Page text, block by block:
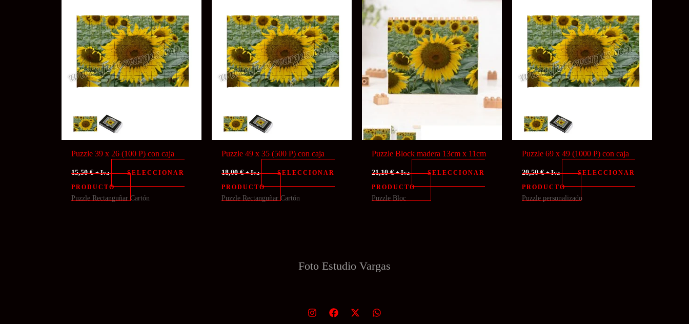
Puzzle 39 x 26 (100 P) con caja
15,50€ + Iva
SELECCIONAR
PRODUCTO
Puzzle Rectanguñar Cartón
Puzzle 49 x 35 (500 P) con caja
18,00€ + Iva
SELECCIONAR
PRODUCTO
Puzzle Rectanguñar Cartón
Puzzle Block madera 13cm x 11cm
21,10€ + Iva
SELECCIONAR
PRODUCTO
Puzzle Bloc
Puzzle 69 x 49 (1000 P) con caja
20,50€ + Iva
SELECCIONAR
PRODUCTO
Puzzle personalizado
Foto Estudio Vargas